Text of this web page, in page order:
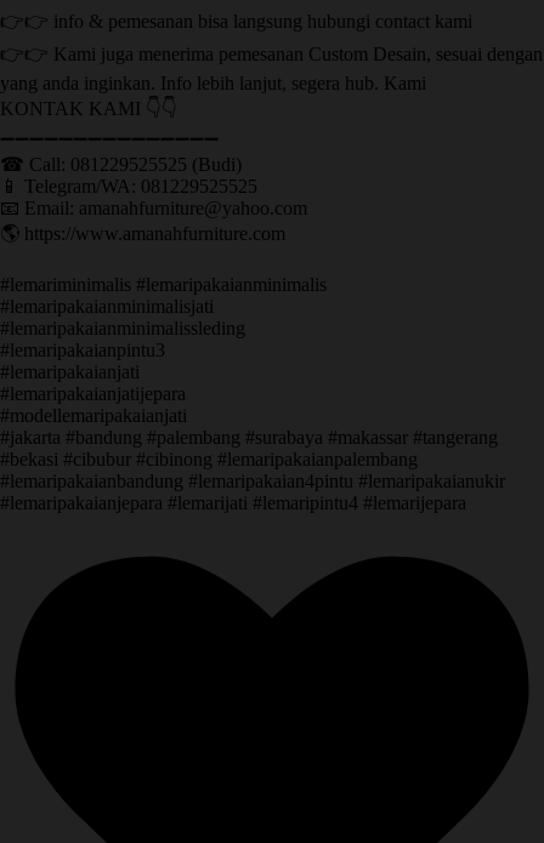
👉👉 info & pemesanan bisa langsung hubungi contact kami
👉👉 Kami juga menerima pemesanan Custom Desain, sesuai dengan
yang anda inginkan. Info lebih lanjut, segera hub. Kami
KONTAK KAMI 👇👇
➖➖➖➖➖➖➖➖➖➖➖➖➖➖➖ ㅤ
☎ Call: 081229525525 (Budi)
📱 Telegram/WA: 081229525525
📧 Email: amanahfurniture@yahoo.com
🌎 https://www.amanahfurniture.com
#lemariminimalis #lemaripakaianminimalis
#lemaripakaianminimalisjati
#lemaripakaianminimalissleding
#lemaripakaianpintu3
#lemaripakaianjati
#lemaripakaianjatijepara
#modellemaripakaianjati
#jakarta #bandung #palembang #surabaya #makassar #tangerang
#bekasi #cibubur #cibinong #lemaripakaianpalembang
#lemaripakaianbandung #lemaripakaian4pintu #lemaripakaianukir
#lemaripakaianjepara #lemarijati #lemaripintu4 #lemarijepara